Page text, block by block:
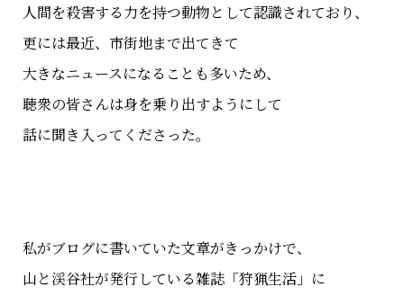
人間を殺害する力を持つ動物として認識されており、
更には最近、市街地まで出てきて
大きなニュースになることも多いため、
聴衆の皆さんは身を乗り出すようにして
話に聞き入ってくださった。
私がブログに書いていた文章がきっかけで、
山と渓谷社が発行している雑誌「狩猟生活」に